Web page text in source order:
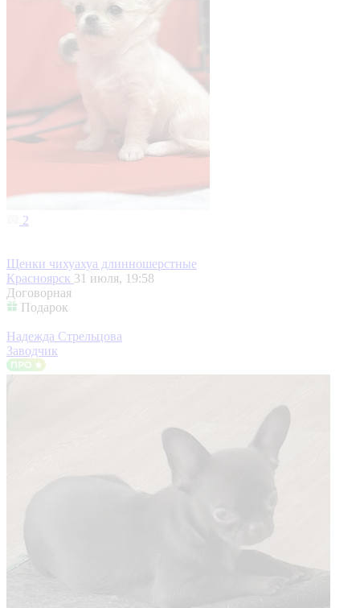
2
Щенки чихуахуа длинношерстные
Красноярск 31 июля, 19:58
Договорная
Подарок
Надежда Стрельцова
Заводчик